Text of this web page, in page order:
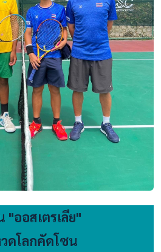
ออสเตรเลีย"
ดโลกคัดโซน